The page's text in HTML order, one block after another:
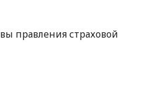
правления страховой